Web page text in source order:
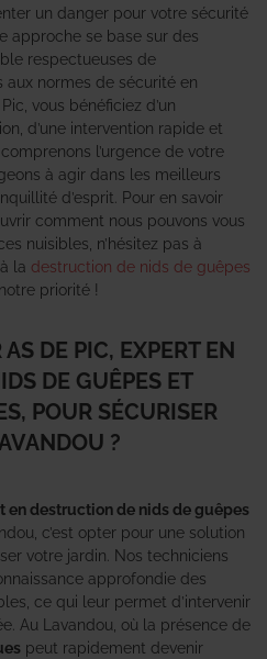
un danger pour votre sécurité
approche se base sur des
respectueuses de
aux normes de sécurité en
vous bénéficiez d’un
d’une intervention rapide et
l’urgence de votre
à agir dans les meilleurs
d’esprit. Pour en savoir
comment nous pouvons vous
nuisibles, n’hésitez pas à
la destruction de nids de guêpes
priorité !
DE PIC, EXPERT EN
DE GUÊPES ET
POUR SÉCURISER
?
en destruction de nids de guêpes
c’est opter pour une solution
votre jardin. Nos techniciens
approfondie des
ce qui leur permet d’intervenir
Au Lavandou, où la présence de
peut rapidement devenir